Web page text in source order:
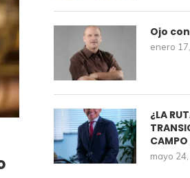
Ojo
enero
¿LA
mayo